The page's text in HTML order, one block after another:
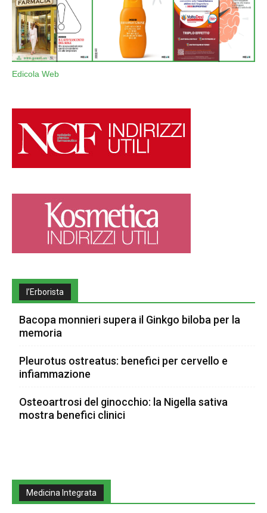
Edicola Web
l’Erborista
Bacopa monnieri supera il Ginkgo biloba per la
memoria
Pleurotus ostreatus: benefici per cervello e
infiammazione
Osteoartrosi del ginocchio: la Nigella sativa
mostra benefici clinici
Medicina Integrata